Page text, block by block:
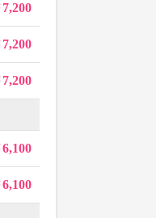
7,200
7,200
7,200
6,100
6,100